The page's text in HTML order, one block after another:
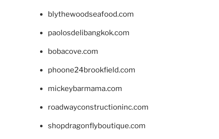
blythewoodseafood.com
paolosdelibangkok.com
bobacove.com
phoone24brookfield.com
mickeybarmama.com
roadwayconstructioninc.com
shopdragonflyboutique.com